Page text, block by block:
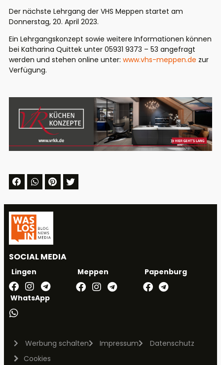
Der nächste Lehrgang der VHS Meppen startet am
Donnerstag, 20. April 2023.
Ein Lehrgangskonzept sowie weitere Informationen können
bei Katharina Quittek unter 05931 9373 – 53 angefragt
werden und stehen online unter: www.vhs-meppen.de zur
Verfügung.
SOCIAL MEDIA
Lingen Meppen Papenburg
WhatsApp
Werbung schalten Impressum
Datenschutz
Cookies